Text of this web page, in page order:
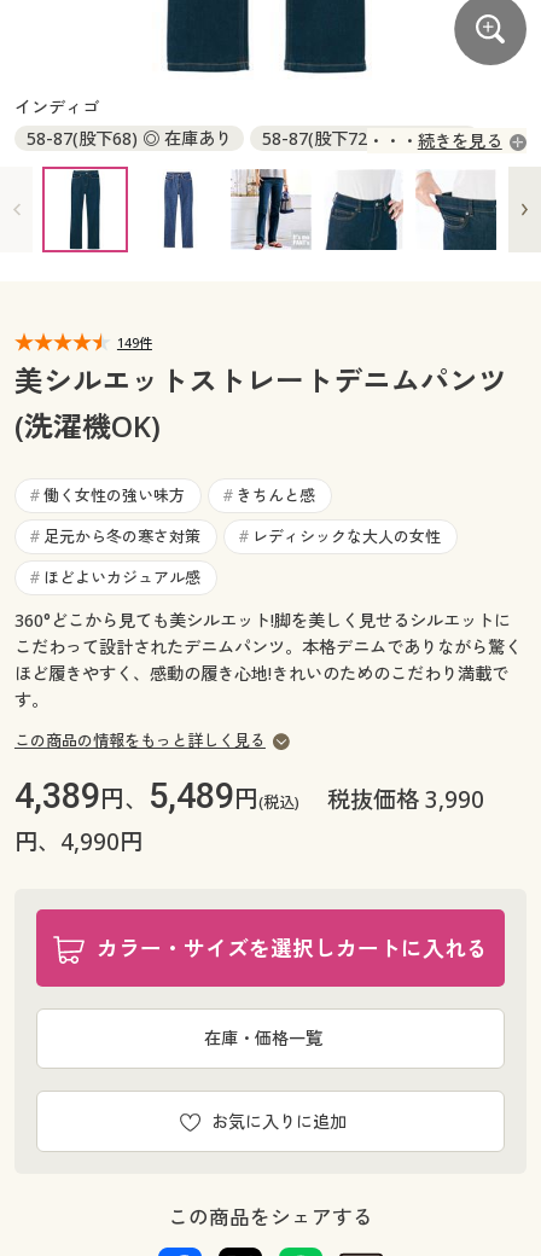
大きいサイズ メンズ
大きいサイズ 事務・制服
カタログ・チラシからのご注文
デジタルカタログ
カタログ無料プレゼント
マイページ
閲覧履歴
お気に入り
サポート
ご利用ガイド
よくある質問とお問い合わせ
カタログ・チラシからのご注文
カタログ無料プレゼント
会員メニュー
閲覧履歴
お気に入り
ご利用ガイド
よくある質問とお問い合わせ
インディゴ
58-87(股下68) ◎ 在庫あり
58-87(股下72) ◎ 在庫あり
61-89(股下68) ◎ 在庫あり
61-89(股下72) ◎ 在庫あり
64-91(股下68) ◎ 在庫あり
64-91(股下72) ◎ 在庫あり
67-93(股下68) ◎ 在庫あり
67-93(股下72) ◎ 在庫あり
80-101(股下68) ◎ 在庫あり
続きを見る
149件
美シルエットストレートデニムパンツ
(洗濯機OK)
# 働く女性の強い味方 # きちんと感
# 足元から冬の寒さ対策 # レディシックな大人の女性
# ほどよいカジュアル感
360°どこから見ても美シルエット!脚を美しく見せるシルエットに
こだわって設計されたデニムパンツ。本格デニムでありながら驚く
ほど履きやすく、感動の履き心地!きれいのためのこだわり満載で
す。
この商品の情報をもっと詳しく見る
4,389円、 5,489円(税込)
税抜価格 3,990
円、4,990円
カラー・サイズを選択しカートに入れる
お気に入りに追加
在庫・価格一覧
この商品をシェアする